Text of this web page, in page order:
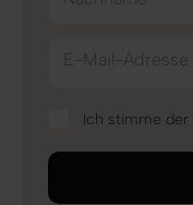
E-Mail-Adresse
Ich stimme der